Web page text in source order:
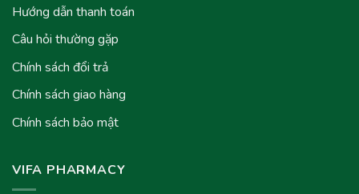
Hướng dẫn thanh toán
Câu hỏi thường gặp
Chính sách đổi trả
Chính sách giao hàng
Chính sách bảo mật
VIFA PHARMACY